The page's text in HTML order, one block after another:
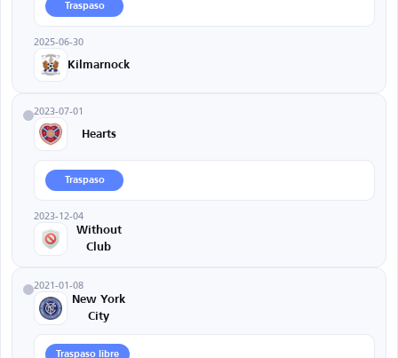
Traspaso
2025-06-30
Kilmarnock
2023-07-01
Hearts
Traspaso
2023-12-04
Without
Club
2021-01-08
New York
City
Traspaso libre